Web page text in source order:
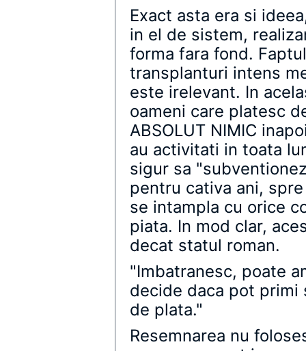
Exact asta era si
in el de sistem,
forma fara fond.
transplanturi intens
este irelevant. In
oameni care platesc
ABSOLUT NIMIC
au activitati in toata
sigur sa
pentru cativa ani,
se intampla cu orice
piata. In mod clar,
decat statul roman.
"Imbatranesc, poate
decide daca pot
de plata."
Resemnarea nu